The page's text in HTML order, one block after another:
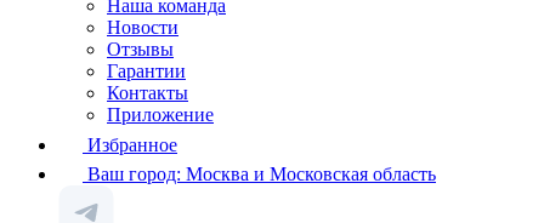
Наша команда
Новости
Отзывы
Гарантии
Контакты
Приложение
Избранное
Ваш город: Москва и Московская область